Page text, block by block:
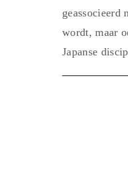
geassocieerd
wordt, maar
Japanse